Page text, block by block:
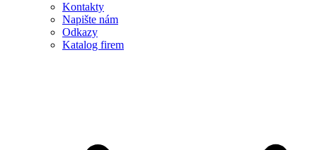
Kontakty
Napište nám
Odkazy
Katalog firem